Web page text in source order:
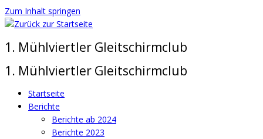
Zum Inhalt springen
1. Mühlviertler Gleitschirmclub
1. Mühlviertler Gleitschirmclub
Startseite
Berichte
Berichte ab 2024
Berichte 2023